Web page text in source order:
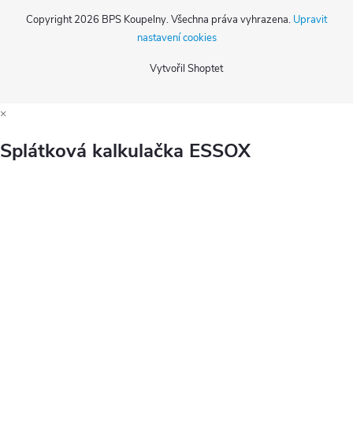
Vytvořil Shoptet
Copyright 2026 BPS Koupelny. Všechna práva vyhrazena. Upravit
nastavení cookies
×
Splátková kalkulačka ESSOX